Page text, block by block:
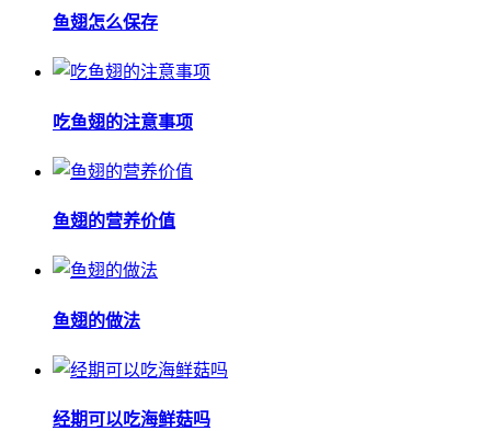
鱼翅怎么保存
吃鱼翅的注意事项
鱼翅的营养价值
鱼翅的做法
经期可以吃海鲜菇吗